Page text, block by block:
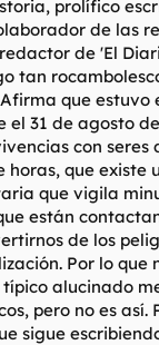
prolífico
de las
de 'El
tan
que estuvo
31 de agosto de
con seres
que existe
que vigila
están
de los
Por lo que
alucinado
pero no es así.
sigue